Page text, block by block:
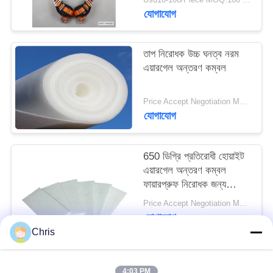
POLICY
যোগাযোগ
তাপ নিরোধক উচ্চ ঘনত্ব নরম
এয়ারগেল অন্তরণ কম্বল
Price Accept Negotiation MOQ:একটি রোল
যোগাযোগ
650 ডিগ্রি প্রতিরোধী হোয়াইট
এয়ারগেল অন্তরণ কম্বল
ফায়ারপ্রুফ নিরোধক জন্য
অনুভূত
Price Accept Negotiation MOQ:একটি রোল
যোগাযোগ
Chris
4:03 PM